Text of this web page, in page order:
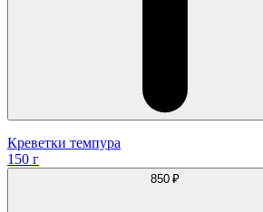
Креветки темпура
150 г
850 ₽